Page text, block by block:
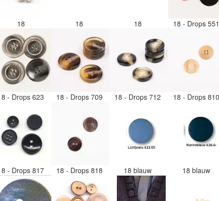
18 18 18 18 - Drops
- Drops 623 18 - Drops 709 18 - Drops 712 18 - Drops
- Drops 817 18 - Drops 818 18 blauw 18 blauw